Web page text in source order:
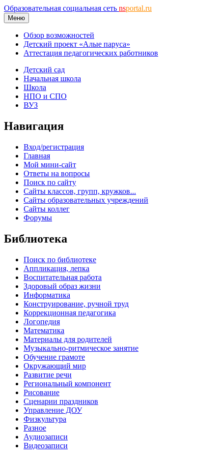
Образовательная социальная сеть nsportal.ru
Меню
Обзор возможностей
Детский проект «Алые паруса»
Аттестация педагогических работников
Детский сад
Начальная школа
Школа
НПО и СПО
ВУЗ
Навигация
Вход/регистрация
Главная
Мой мини-сайт
Ответы на вопросы
Поиск по сайту
Сайты классов, групп, кружков...
Сайты образовательных учреждений
Сайты коллег
Форумы
Библиотека
Поиск по библиотеке
Аппликация, лепка
Воспитательная работа
Здоровый образ жизни
Информатика
Конструирование, ручной труд
Коррекционная педагогика
Логопедия
Математика
Материалы для родителей
Музыкально-ритмическое занятие
Обучение грамоте
Окружающий мир
Развитие речи
Региональный компонент
Рисование
Сценарии праздников
Управление ДОУ
Физкультура
Разное
Аудиозаписи
Видеозаписи